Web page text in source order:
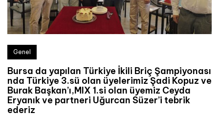
Genel
Bursa da yapılan Türkiye İkili Briç Şampiyonası
nda Türkiye 3.sü olan üyelerimiz Şadi Kopuz ve
Burak Başkan’ı,MIX 1.si olan üyemiz Ceyda
Eryanık ve partneri Uğurcan Süzer’i tebrik
ederiz